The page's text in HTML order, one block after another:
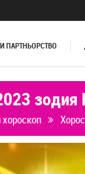
ПАРТНЬОРСТВО
зодия